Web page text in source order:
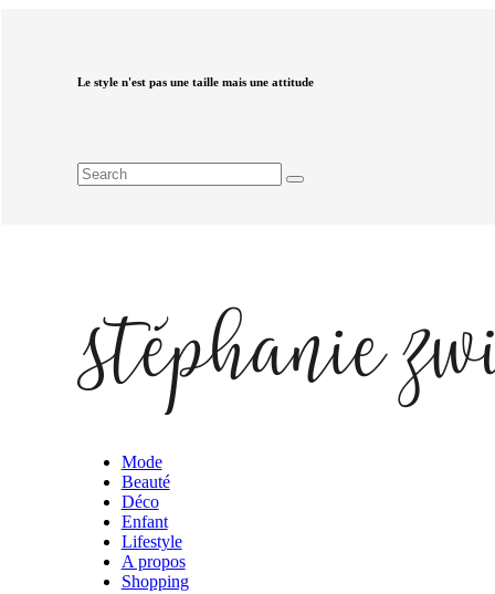
Le style n'est pas une taille mais une attitude
Mode
Beauté
Déco
Enfant
Lifestyle
A propos
Shopping